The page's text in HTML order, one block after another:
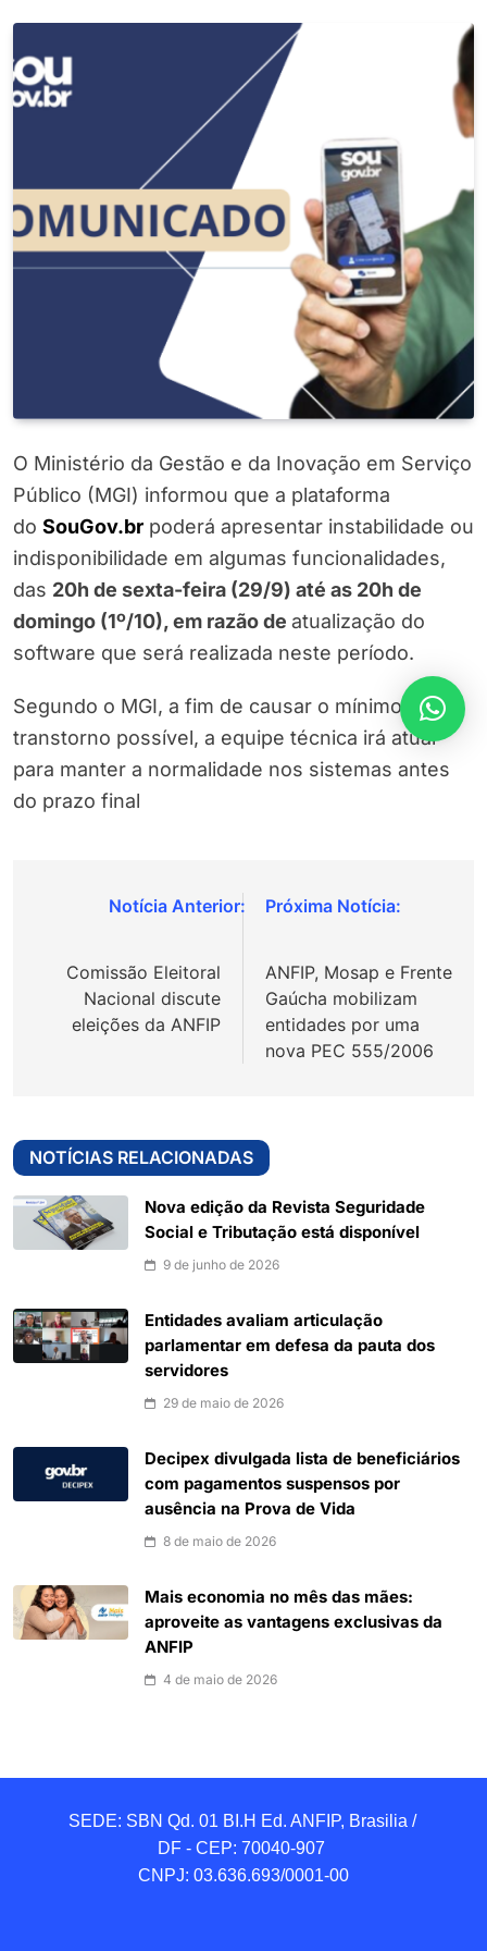
O Ministério da Gestão e da Inovação em Serviço
Público (MGI) informou que a plataforma
do SouGov.br poderá apresentar instabilidade ou
indisponibilidade em algumas funcionalidades,
das 20h de sexta-feira (29/9) até as 20h de
domingo (1º/10), em razão de atualização do
software que será realizada neste período.
Segundo o MGI, a fim de causar o mínimo de
transtorno possível, a equipe técnica irá atuar
para manter a normalidade nos sistemas antes
do prazo final
Navegação
Post
Comissão Eleitoral
Nacional discute
eleições da ANFIP
ANFIP, Mosap e Frente
Gaúcha mobilizam
entidades por uma
nova PEC 555/2006
NOTÍCIAS RELACIONADAS
Nova edição da Revista Seguridade
Social e Tributação está disponível
9 de junho de 2026
Entidades avaliam articulação
parlamentar em defesa da pauta dos
servidores
29 de maio de 2026
Decipex divulgada lista de beneficiários
com pagamentos suspensos por
ausência na Prova de Vida
8 de maio de 2026
Mais economia no mês das mães:
aproveite as vantagens exclusivas da
ANFIP
4 de maio de 2026
SEDE: SBN Qd. 01 BI.H Ed. ANFIP, Brasilia /
DF - CEP: 70040-907
CNPJ: 03.636.693/0001-00